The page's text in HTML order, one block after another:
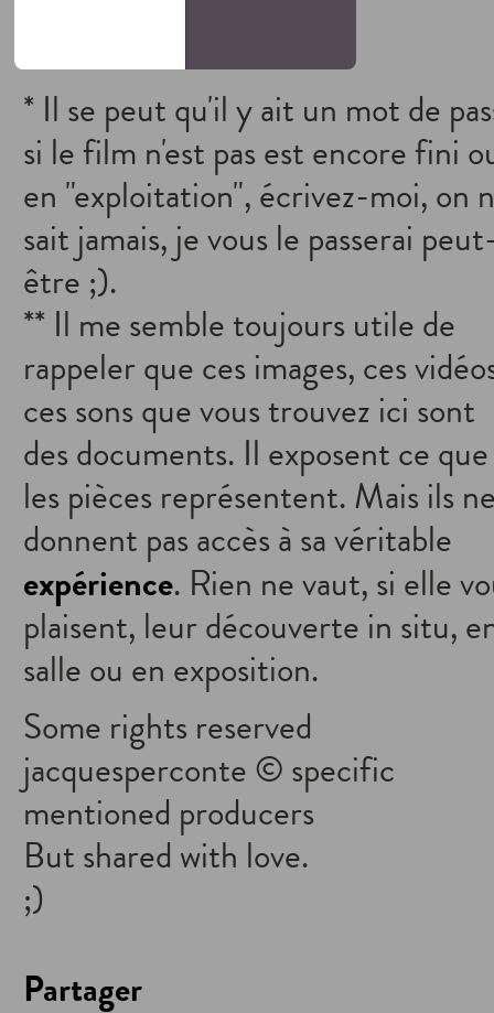
* Il se peut qu'il y ait un mot de
si le film n'est pas est encore fini
en "exploitation", écrivez-moi, on
sait jamais, je vous le passerai
être ;).
** Il me semble toujours utile de
rappeler que ces images, ces
ces sons que vous trouvez ici sont
des documents. Il exposent ce que
les pièces représentent. Mais ils
donnent pas accès à sa véritable
expérience. Rien ne vaut, si elle
plaisent, leur découverte in situ,
salle ou en exposition.
Some rights reserved
jacquesperconte © specific
mentioned producers
But shared with love.
;)
Partager